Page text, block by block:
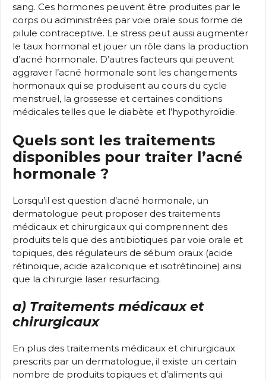
sang. Ces hormones peuvent être produites par le
corps ou administrées par voie orale sous forme de
pilule contraceptive. Le stress peut aussi augmenter
le taux hormonal et jouer un rôle dans la production
d’acné hormonale. D’autres facteurs qui peuvent
aggraver l’acné hormonale sont les changements
hormonaux qui se produisent au cours du cycle
menstruel, la grossesse et certaines conditions
médicales telles que le diabète et l’hypothyroïdie.
Quels sont les traitements
disponibles pour traiter l’acné
hormonale ?
Lorsqu’il est question d’acné hormonale, un
dermatologue peut proposer des traitements
médicaux et chirurgicaux qui comprennent des
produits tels que des antibiotiques par voie orale et
topiques, des régulateurs de sébum oraux (acide
rétinoïque, acide azaliconique et isotrétinoïne) ainsi
que la chirurgie laser resurfacing.
a) Traitements médicaux et
chirurgicaux
En plus des traitements médicaux et chirurgicaux
prescrits par un dermatologue, il existe un certain
nombre de produits topiques et d’aliments qui